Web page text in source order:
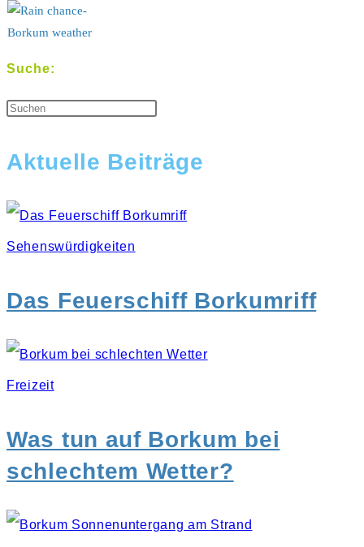
-
Borkum weather
Suche:
Aktuelle Beiträge
Sehenswürdigkeiten
Das Feuerschiff Borkumriff
Freizeit
Was tun auf Borkum bei
schlechtem Wetter?